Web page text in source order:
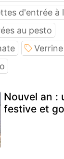
d'entrée à
au pesto
Nouvel an :
festive et